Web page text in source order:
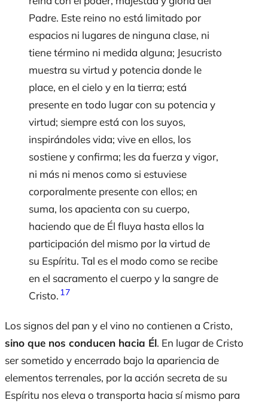
Padre. Este reino no está limitado por
espacios ni lugares de ninguna clase, ni
tiene término ni medida alguna; Jesucristo
muestra su virtud y potencia donde le
place, en el cielo y en la tierra; está
presente en todo lugar con su potencia y
virtud; siempre está con los suyos,
inspirándoles vida; vive en ellos, los
sostiene y confirma; les da fuerza y vigor,
ni más ni menos como si estuviese
corporalmente presente con ellos; en
suma, los apacienta con su cuerpo,
haciendo que de Él fluya hasta ellos la
participación del mismo por la virtud de
su Espíritu. Tal es el modo como se recibe
en el sacramento el cuerpo y la sangre de
Cristo. 17
Los signos del pan y el vino no contienen a Cristo,
sino que nos conducen hacia Él. En lugar de Cristo
ser sometido y encerrado bajo la apariencia de
elementos terrenales, por la acción secreta de su
Espíritu nos eleva o transporta hacia sí mismo para